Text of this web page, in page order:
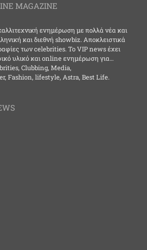
MAGAZINE
ενημέρωση με πολλά νέα και
και διεθνή showbiz. Αποκλειστικά
των celebrities. Το VIP news έχει
υλικό και online ενημέρωση για…
Clubbing, Media,
Fashion, lifestyle, Astra, Best Life.